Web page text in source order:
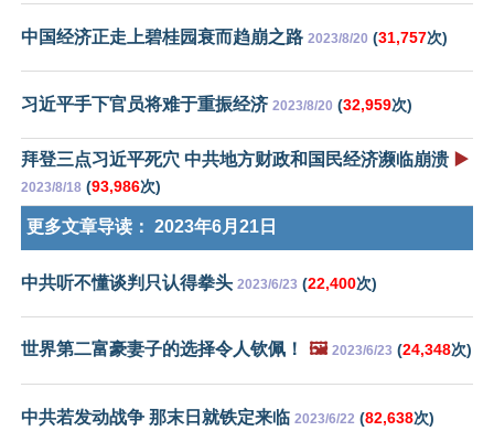
中国经济正走上碧桂园衰而趋崩之路 2023/8/20 (31,757次)
习近平手下官员将难于重振经济 2023/8/20 (32,959次)
拜登三点习近平死穴 中共地方财政和国民经济濒临崩溃 ▶️
2023/8/18 (93,986次)
更多文章导读： 2023年6月21日
中共听不懂谈判只认得拳头 2023/6/23 (22,400次)
世界第二富豪妻子的选择令人钦佩！ 🖼️ 2023/6/23 (24,348次)
中共若发动战争 那末日就铁定来临 2023/6/22 (82,638次)